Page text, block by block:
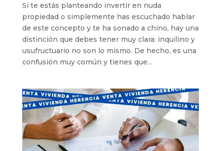
Si te estás planteando invertir en nuda
propiedad o simplemente has escuchado hablar
de este concepto y te ha sonado a chino, hay una
distinción que debes tener muy clara: inquilino y
usufructuario no son lo mismo. De hecho, es una
confusión muy común y tienes que...